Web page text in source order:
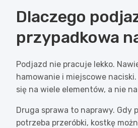
Dlaczego
przypadkowa
Podjazd nie pracuje lekko.
hamowanie i miejscowe
się na wiele elementów, a nie
Druga sprawa to naprawy. Gdy
potrzeba przeróbki, kostkę